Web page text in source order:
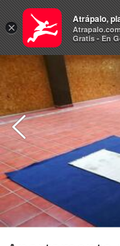
Hoteles
×
Atrápalo,
Gratis - En